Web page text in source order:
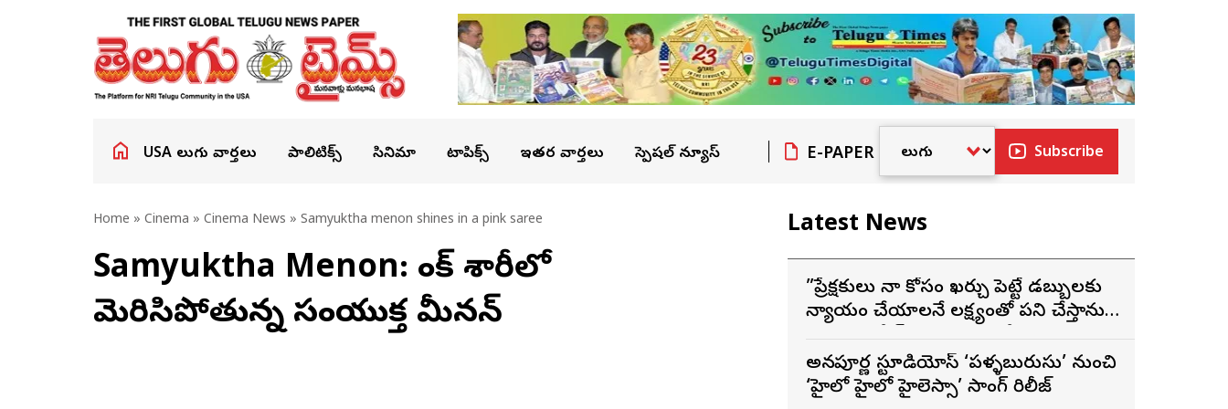
USA తెలుగు వార్తలు పాలిటిక్స్ సినిమా టాపిక్స్ ఇతర వార్తలు స్పెషల్ న్యూస్ E-PAPER Subscribe
Home » Cinema » Cinema News » Samyuktha menon shines in a pink saree
Samyuktha Menon: పింక్ శారీలో
మెరిసిపోతున్న సంయుక్త మీన‌న్
Latest News
”ప్రేక్షకులు నా కోసం ఖర్చు పెట్టే డబ్బులకు
న్యాయం చేయాలనే లక్ష్యంతో పని చేస్తాను”
అన్నపూర్ణ స్టూడియోస్ ‘పళ్ళబురుసు’ నుంచి
‘హైలో హైలో హైలెస్సా’ సాంగ్ రిలీజ్